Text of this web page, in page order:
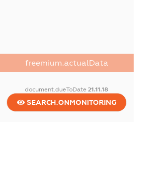
freemium.actualData
document.dueToDate21.11.18
SEARCH.ONMONITORING